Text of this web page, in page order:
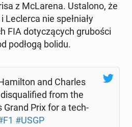
z McLa­re­na. Usta­lo­no, że
nie speł­nia­ły
FIA do­ty­czą­cych gru­bo­ści
podłogą bolidu.
and Charles
from the
Grand Prix for a tech­
#USGP